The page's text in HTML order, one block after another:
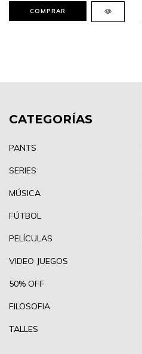
COMPRAR
CATEGORÍAS
PANTS
SERIES
MÚSICA
FÚTBOL
PELÍCULAS
VIDEO JUEGOS
50% OFF
FILOSOFIA
TALLES